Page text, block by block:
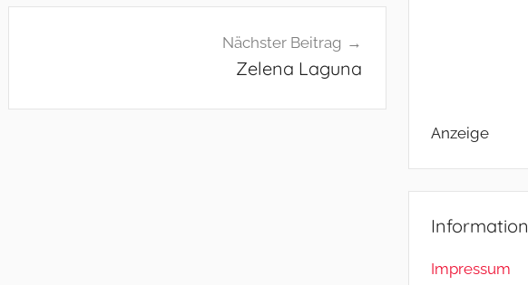
Nächster Beitrag
Zelena Laguna
Anzeige
Information
Impressum